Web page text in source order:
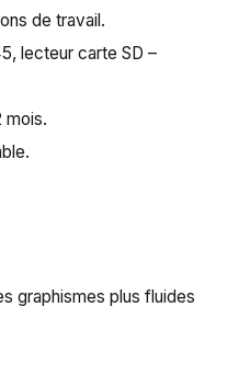
de travail.
lecteur carte SD –
mois.
graphismes plus fluides